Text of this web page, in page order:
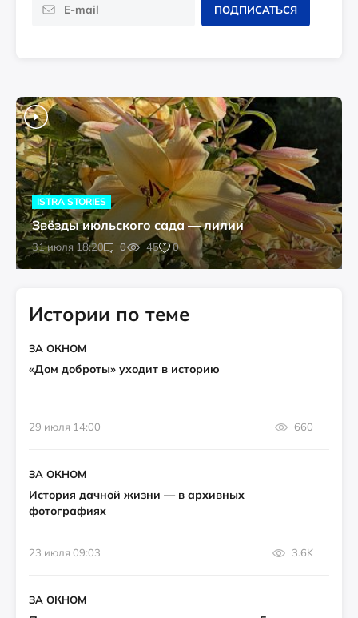
ПОДПИСАТЬСЯ
31 июля 18:20 0 45 0
ISTRA STORIES
Звёзды июльского сада — лилии
Истории по теме
ЗА ОКНОМ
«Дом доброты» уходит в историю
29 июля 14:00 660
ЗА ОКНОМ
История дачной жизни — в архивных
фотографиях
23 июля 09:03 3.6K
ЗА ОКНОМ